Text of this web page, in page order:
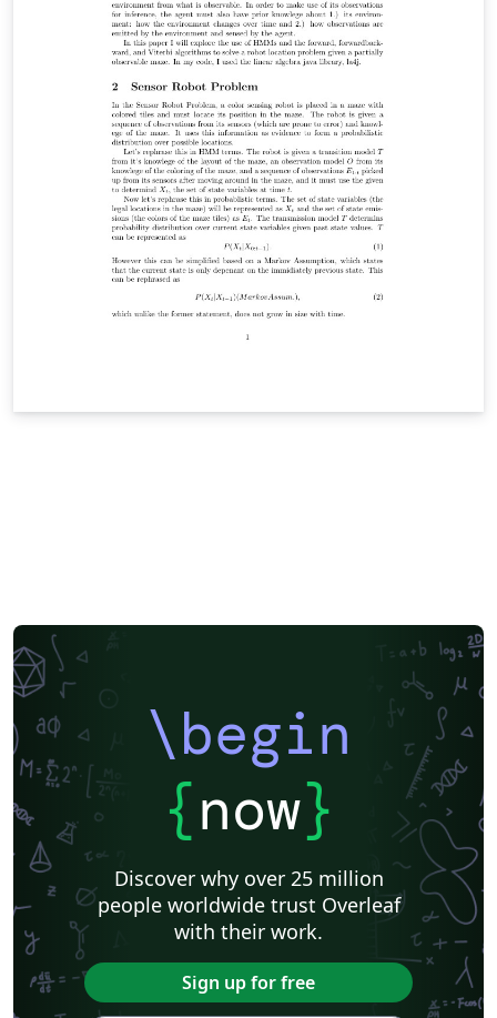
\begin
{now}
Discover why over 25 million
people worldwide trust Overleaf
with their work.
Sign up for free